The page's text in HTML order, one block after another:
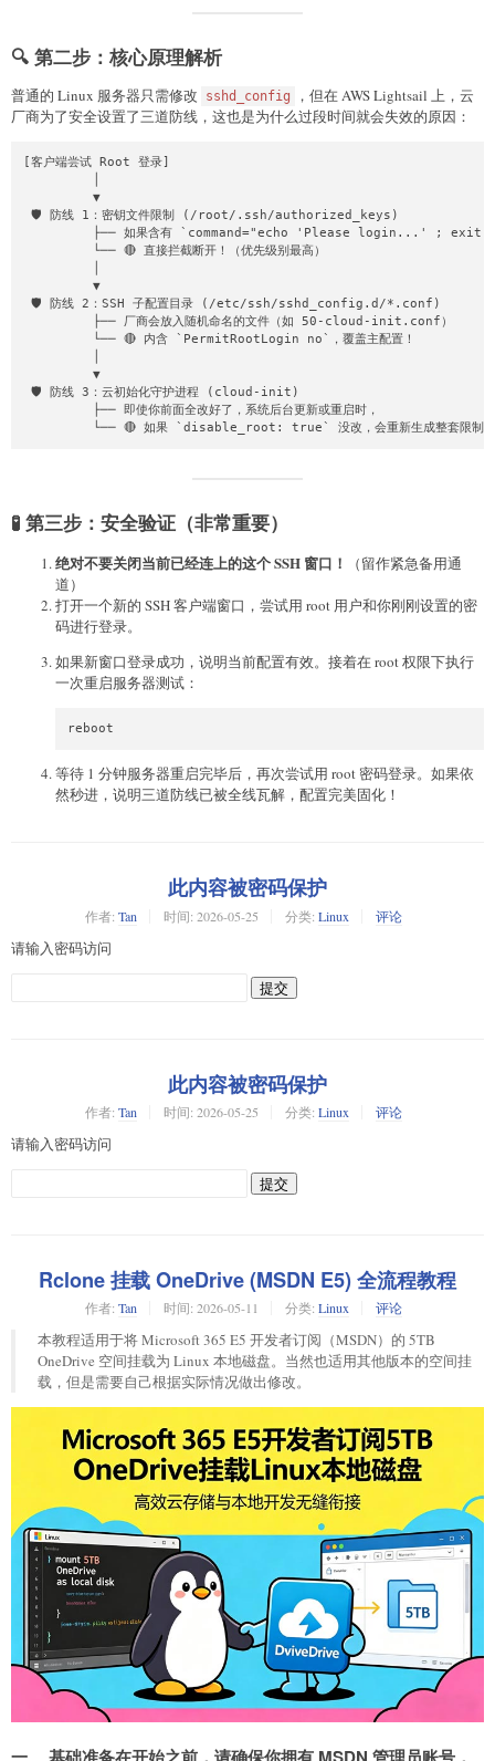
sed -i 's/disable_root: true/disable_root: false/g' /
    # 防止 cloud-init 在系统重启或遭遇宿主机迁移时自动抹除你的 SSH 密钥
sed -i 's/ssh_deletekeys: true/ssh_deletekeys: false/g'
fi
#
#
cloud-init clean 2>/dev/null
systemctl restart sshd || systemctl restart ssh
# 6. 设置并激活你的 Root 密码
#    ⚠️ 提示：请将下面的 "你的新密码" 替换为你实际想设置的密码
#
echo "root:你的新密码" | chpasswd
🔍 第二步：核心原理解析
普通的 Linux 服务器只需修改 sshd_config
，但在 AWS Lightsail 上，云
厂商为了安全设置了三道防线，这也是为什么过段时间就会失效的原因：
[客户端尝试 Root 登录]
         ▼
🛡️ 防线 1：密钥文件限制 (/root/.ssh/authorized_keys)
├── 如果含有 `command="echo 'Please login...' ; exit
         └── 🔴 直接拦截断开！（优先级别最高）
         ▼
🛡️ 防线 2：SSH 子配置目录 (/etc/ssh/sshd_config.d/*.conf)
         ├── 厂商会放入随机命名的文件（如 50-cloud-init.conf）
         └── 🔴 内含 `PermitRootLogin no`，覆盖主配置！
         ▼
🛡️ 防线 3：云初始化守护进程 (cloud-init)
         ├── 即使你前面全改好了，系统后台更新或重启时，
└── 🔴 如果 `disable_root: true` 没改，会重新生成整套限制
🧪 第三步：安全验证（非常重要）
绝对不要关闭当前已经连上的这个 SSH 窗口！
（留作紧急备用通
道）
打开一个新的 SSH 客户端窗口，尝试用 root 用户和你刚刚设置的密
码进行登录。
如果新窗口登录成功，说明当前配置有效。接着在 root 权限下执行
一次重启服务器测试：
reboot
等待 1 分钟服务器重启完毕后，再次尝试用 root 密码登录。如果依
然秒进，说明三道防线已被全线瓦解，配置完美固化！
此内容被密码保护
作者: Tan 时间: 2026-05-25 分类: Linux 评论
请输入密码访问
此内容被密码保护
作者: Tan 时间: 2026-05-25 分类: Linux 评论
请输入密码访问
Rclone 挂载 OneDrive (MSDN E5) 全流程教程
作者: Tan 时间: 2026-05-11 分类: Linux 评论
本教程适用于将 Microsoft 365 E5 开发者订阅（MSDN）的 5TB
OneDrive 空间挂载为 Linux 本地磁盘。当然也适用其他版本的空间挂
载，但是需要自己根据实际情况做出修改。